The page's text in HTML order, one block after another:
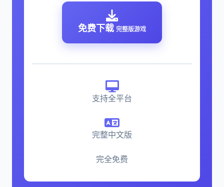
免费下载 完整版游戏
支持全平台
完整中文版
完全免费